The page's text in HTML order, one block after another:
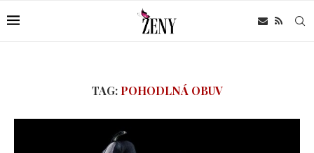
TAG: POHODLNÁ OBUV